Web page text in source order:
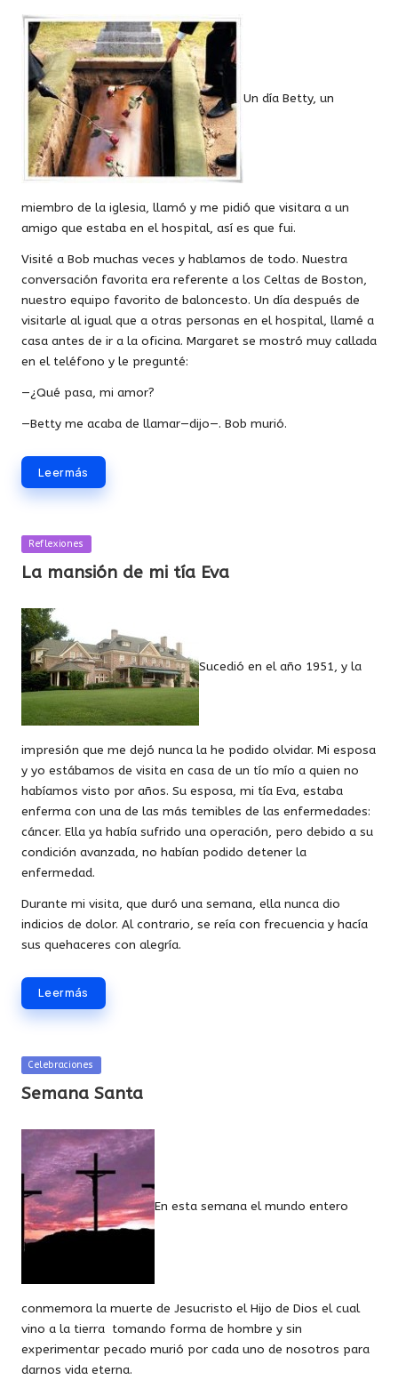
Un día Betty, un
miembro de la iglesia, llamó y me pidió que visitara a un
amigo que estaba en el hospital, así es que fui.
Visité a Bob muchas veces y hablamos de todo. Nuestra
conversación favorita era referente a los Celtas de Boston,
nuestro equipo favorito de baloncesto. Un día después de
visitarle al igual que a otras personas en el hospital, llamé a
casa antes de ir a la oficina. Margaret se mostró muy callada
en el teléfono y le pregunté:
—¿Qué pasa, mi amor?
—Betty me acaba de llamar—dijo—. Bob murió.
Leer más
Publicada
Reflexiones
La mansión de mi tía Eva
Sucedió en el año 1951, y la
impresión que me dejó nunca la he podido olvidar. Mi esposa
y yo estábamos de visita en casa de un tío mío a quien no
habíamos visto por años. Su esposa, mi tía Eva, estaba
enferma con una de las más temibles de las enfermedades:
cáncer. Ella ya había sufrido una operación, pero debido a su
condición avanzada, no habían podido detener la
enfermedad.
Durante mi visita, que duró una semana, ella nunca dio
indicios de dolor. Al contrario, se reía con frecuencia y hacía
sus quehaceres con alegría.
Leer más
Publicada
Celebraciones
Semana Santa
En esta semana el mundo entero
conmemora la muerte de Jesucristo el Hijo de Dios el cual
vino a la tierra tomando forma de hombre y sin
experimentar pecado murió por cada uno de nosotros para
darnos vida eterna.